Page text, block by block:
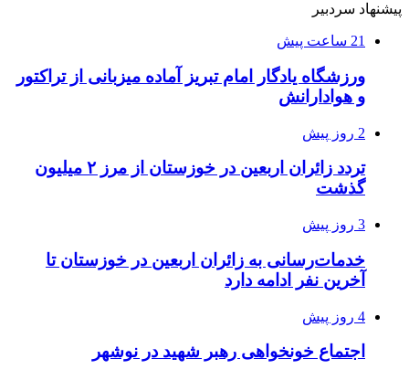
پیشنهاد سردبیر
21 ساعت پیش
ورزشگاه یادگار امام تبریز آماده میزبانی از تراکتور
و هوادارانش
2 روز پیش
تردد زائران اربعین در خوزستان از مرز ۲ میلیون
گذشت
3 روز پیش
خدمات‌رسانی به زائران اربعین در خوزستان تا
آخرین نفر ادامه دارد
4 روز پیش
اجتماع خونخواهی رهبر شهید در نوشهر